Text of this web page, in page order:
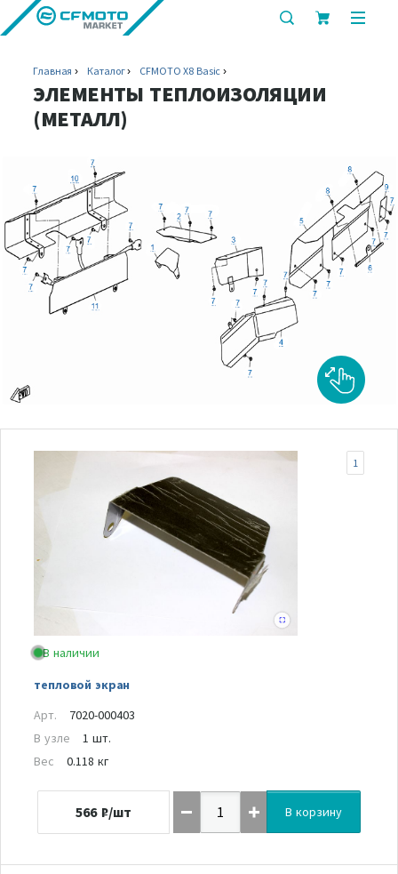
показать
поиска
Главная Каталог CFMOTO X8 Basic
ЭЛЕМЕНТЫ ТЕПЛОИЗОЛЯЦИИ
(МЕТАЛЛ)
В наличии
тепловой экран
1
Арт.
7020-000403
В узле
1 шт.
Вес
0.118 кг
566 ₽/шт В корзину